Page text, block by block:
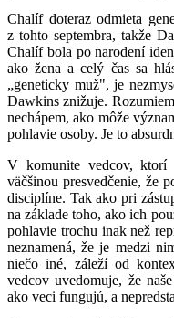
Chalíf doteraz odmieta
z tohto septembra, takže
Chalíf bola po narodení
ako žena a celý čas sa
„geneticky muž", je
Dawkins znižuje.
nechápem, ako môže
pohlavie osoby. Je to
V komunite vedcov, ktorí
väčšinou presvedčenie, že
disciplíne. Tak ako pri
na základe toho, ako ich
pohlavie trochu inak než
neznamená, že je medzi
niečo iné, záleží od
vedcov uvedomuje, že
ako veci fungujú, a